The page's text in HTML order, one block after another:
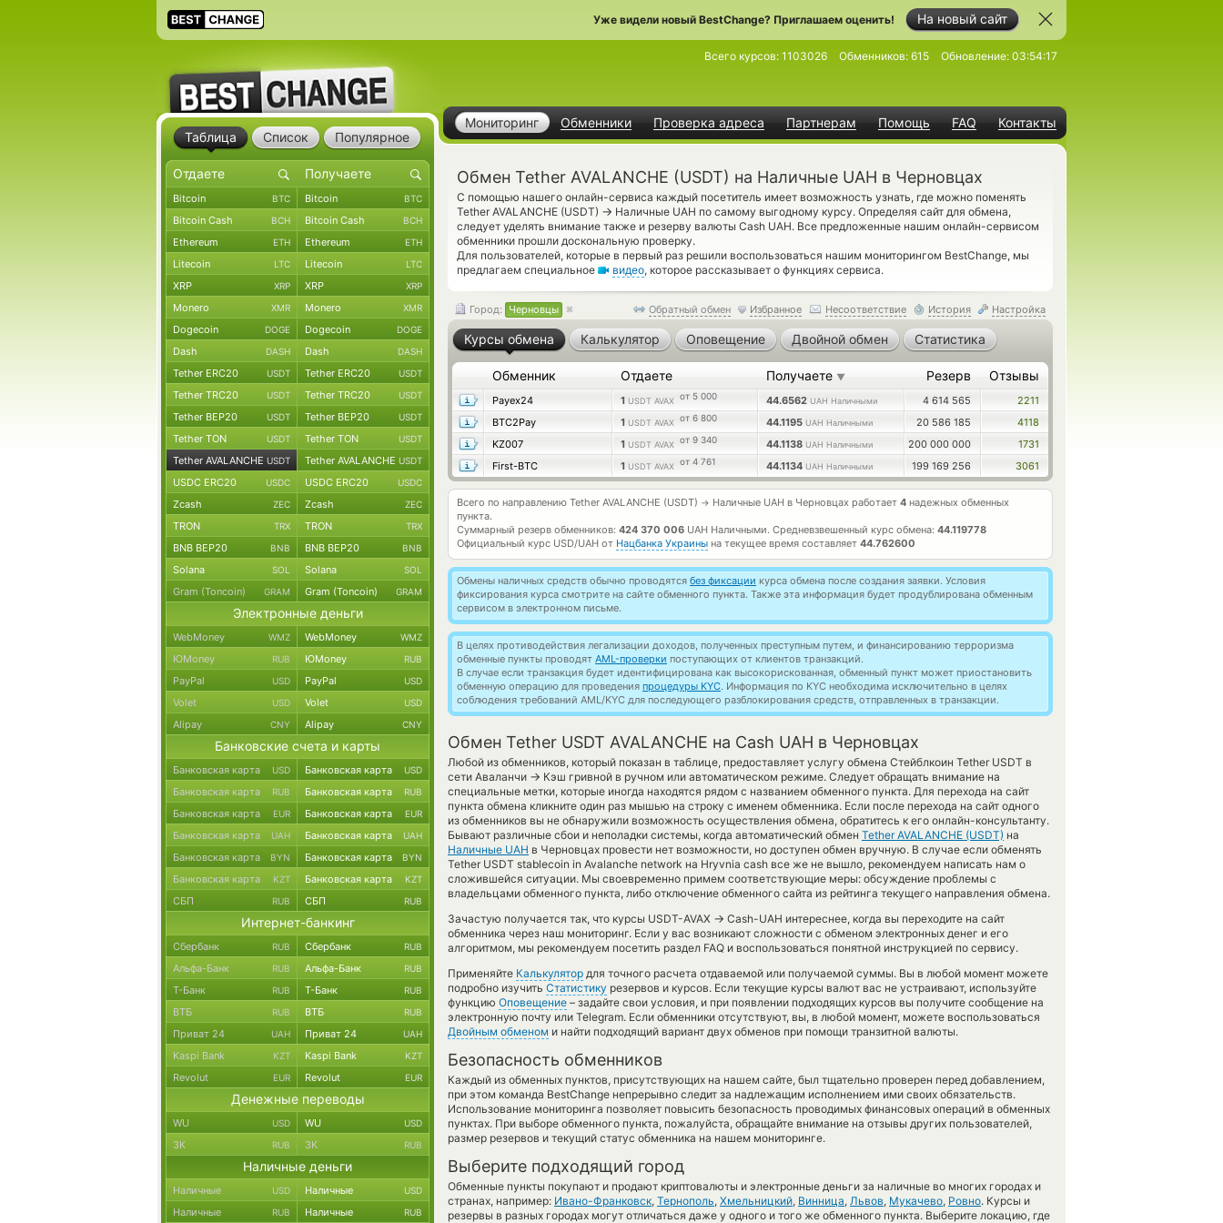
На новый сайт
Уже видели новый BestChange? Приглашаем оценить!
Мониторинг Обменники Проверка адреса Партнерам Помощь FAQ Контакты
Всего курсов: 1103026 Обменников: 615 Обновление: 03:54:17
Обмен Tether AVALANCHE (USDT) на Наличные UAH в Черновцах
С помощью нашего онлайн-сервиса каждый посетитель имеет возможность узнать, где можно поменять
Tether AVALANCHE (USDT) → Наличные UAH по самому выгодному курсу. Определяя сайт для обмена,
следует уделять внимание также и резерву валюты Cash UAH. Все предложенные нашим онлайн-сервисом
обменники прошли доскональную проверку.
Для пользователей, которые в первый раз решили воспользоваться нашим мониторингом BestChange, мы
предлагаем специальное
видео, которое рассказывает о функциях сервиса.
Обратный обмен Избранное Несоответствие История Настройка
Город: Черновцы
Курсы обмена Калькулятор Оповещение Двойной обмен Статистика
Обменник Отдаете Получаете ▼ Резерв Отзывы
Payex24 1 USDT AVAX от 5 000 44.6562 UAH Наличными 4 614 565
2211
BTC2Pay
1 USDT AVAX от 6 800 44.1195 UAH Наличными 20 586 185
4118
KZ007
1 USDT AVAX от 9 340 44.1138 UAH Наличными 200 000 000
1731
First-BTC
1 USDT AVAX от 4 761 44.1134 UAH Наличными 199 169 256 3061
Всего по направлению Tether AVALANCHE (USDT) → Наличные UAH в Черновцах работает 4 надежных обменных
пункта.
Суммарный резерв обменников: 424 370 006 UAH Наличными. Средневзвешенный курс обмена: 44.119778
Официальный курс USD/UAH от Нацбанка Украины на текущее время составляет 44.762600
Обмены наличных средств обычно проводятся без фиксации курса обмена после создания заявки. Условия
фиксирования курса смотрите на сайте обменного пункта. Также эта информация будет продублирована обменным
сервисом в электронном письме.
В целях противодействия легализации доходов, полученных преступным путем, и финансированию терроризма
обменные пункты проводят AML-проверки поступающих от клиентов транзакций.
В случае если транзакция будет идентифицирована как высокорискованная, обменный пункт может приостановить
обменную операцию для проведения процедуры KYC. Информация по KYC необходима исключительно в целях
соблюдения требований AML/KYC для последующего разблокирования средств, отправленных в транзакции.
Обмен Tether USDT AVALANCHE на Cash UAH в Черновцах
Любой из обменников, который показан в таблице, предоставляет услугу обмена Стейблкоин Tether USDT в
сети Аваланчи → Кэш гривной в ручном или автоматическом режиме. Следует обращать внимание на
специальные метки, которые иногда находятся рядом с названием обменного пункта. Для перехода на сайт
пункта обмена кликните один раз мышью на строку с именем обменника. Если после перехода на сайт одного
из обменников вы не обнаружили возможность осуществления обмена, обратитесь к его онлайн-консультанту.
Бывают различные сбои и неполадки системы, когда автоматический обмен Tether AVALANCHE (USDT) на
Наличные UAH в Черновцах провести нет возможности, но доступен обмен вручную. В случае если обменять
Tether USDT stablecoin in Avalanche network на Hryvnia cash все же не вышло, рекомендуем написать нам о
сложившейся ситуации. Мы своевременно примем соответствующие меры: обсуждение проблемы с
владельцами обменного пункта, либо отключение обменного сайта из рейтинга текущего направления обмена.
Зачастую получается так, что курсы USDT-AVAX → Cash-UAH интереснее, когда вы переходите на сайт
обменника через наш мониторинг. Если у вас возникают сложности с обменом электронных денег и его
алгоритмом, мы рекомендуем посетить раздел FAQ и воспользоваться понятной инструкцией по сервису.
Применяйте Калькулятор для точного расчета отдаваемой или получаемой суммы. Вы в любой момент можете
подробно изучить Статистику резервов и курсов. Если текущие курсы валют вас не устраивают, используйте
функцию Оповещение – задайте свои условия, и при появлении подходящих курсов вы получите сообщение на
электронную почту или Telegram. Если обменники отсутствуют, вы, в любой момент, можете воспользоваться
Двойным обменом и найти подходящий вариант двух обменов при помощи транзитной валюты.
Безопасность обменников
Каждый из обменных пунктов, присутствующих на нашем сайте, был тщательно проверен перед добавлением,
при этом команда BestChange непрерывно следит за надлежащим исполнением ими своих обязательств.
Использование мониторинга позволяет повысить безопасность проводимых финансовых операций в обменных
пунктах. При выборе обменного пункта, пожалуйста, обращайте внимание на отзывы других пользователей,
размер резервов и текущий статус обменника на нашем мониторинге.
Выберите подходящий город
Обменные пункты покупают и продают криптовалюты и электронные деньги за наличные во многих городах и
странах, например: Ивано-Франковск, Тернополь, Хмельницкий, Винница, Львов, Мукачево, Ровно. Курсы и
резервы в разных городах могут отличаться даже у одного и того же обменного пункта. Выберите локацию, где
Таблица Список Популярное
Bitcoin BTC Bitcoin BTC
Bitcoin Cash BCH Bitcoin Cash BCH
Ethereum ETH Ethereum ETH
Litecoin LTC Litecoin LTC
XRP XRP XRP XRP
Monero XMR Monero XMR
Dogecoin DOGE Dogecoin DOGE
Dash DASH Dash DASH
Tether ERC20 USDT Tether ERC20 USDT
Tether TRC20 USDT Tether TRC20 USDT
Tether BEP20 USDT Tether BEP20 USDT
Tether TON USDT Tether TON USDT
Tether AVALANCHE USDT Tether AVALANCHE USDT
USDC ERC20 USDC USDC ERC20 USDC
Zcash ZEC Zcash ZEC
TRON TRX TRON TRX
BNB BEP20 BNB BNB BEP20 BNB
Solana SOL Solana SOL
Gram (Toncoin) GRAM Gram (Toncoin) GRAM
Электронные деньги
WebMoney WMZ WebMoney WMZ
ЮMoney RUB ЮMoney RUB
PayPal USD PayPal USD
Volet USD Volet USD
Alipay CNY Alipay CNY
Банковские счета и карты
Банковская карта USD Банковская карта USD
Банковская карта RUB Банковская карта RUB
Банковская карта EUR Банковская карта EUR
Банковская карта UAH Банковская карта UAH
Банковская карта BYN Банковская карта BYN
Банковская карта KZT Банковская карта KZT
СБП RUB СБП RUB
Интернет-банкинг
Сбербанк RUB Сбербанк RUB
Альфа-Банк RUB Альфа-Банк RUB
Т-Банк RUB Т-Банк RUB
ВТБ RUB ВТБ RUB
Приват 24 UAH Приват 24 UAH
Kaspi Bank KZT Kaspi Bank KZT
Revolut EUR Revolut EUR
Денежные переводы
WU USD WU USD
ЗК RUB ЗК RUB
Наличные деньги
Наличные USD Наличные USD
Наличные RUB Наличные RUB